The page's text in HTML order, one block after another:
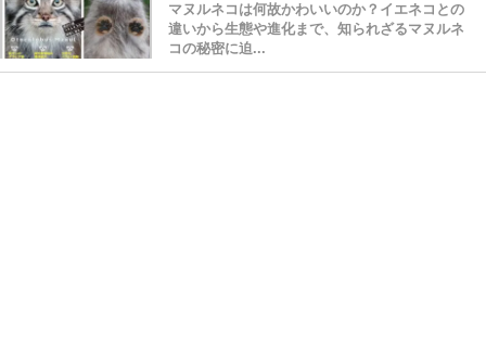
マヌルネコは何故かわいいのか？イエネコとの
違いから生態や進化まで、知られざるマヌルネ
コの秘密に迫...